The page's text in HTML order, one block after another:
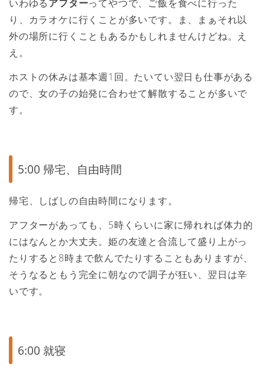
いわゆるアフターってやつで、ご飯を食べに行った
り、カラオケに行くことが多いです。ま、まぁそれ以
外の場所に行くこともあるかもしれませんけどね。え
え。
ホストの休みは基本週1回。たいてい翌日も仕事がある
ので、女の子の始発に合わせて解散することが多いで
す。
5:00 帰宅、自由時間
帰宅、しばしの自由時間になります。
アフターがあっても、5時くらいに家に帰れれば体力的
にはなんとか大丈夫。姫の友達と合流して盛り上がっ
たりすると8時まで飲んでたりすることもありますが、
そうなるともう完全に朝なので調子が狂い、翌日は辛
いです。
6:00 就寝